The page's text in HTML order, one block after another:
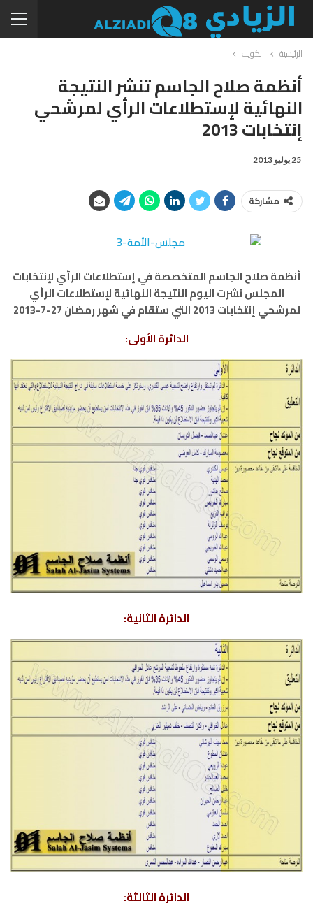
الرئيسية الكويت
أنظمة صلاح الجاسم تنشر النتيجة
النهائية لإستطلاعات الرأي لمرشحي
إنتخابات 2013
25 يوليو 2013
مشاركة
أنظمة صلاح الجاسم المتخصصة في إستطلاعات الرأي لإنتخابات
المجلس نشرت اليوم النتيجة النهائية لإستطلاعات الرأي
لمرشحي إنتخابات 2013 التي ستقام في شهر رمضان 27-7-2013
الدائرة الأولى:
الدائرة الثانية:
الدائرة الثالثة: